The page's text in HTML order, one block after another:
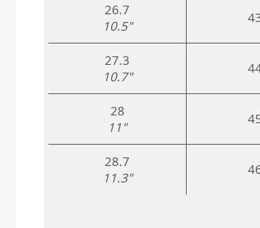
26.7
10.5"
27.3
10.7"
28
11"
28.7
11.3"